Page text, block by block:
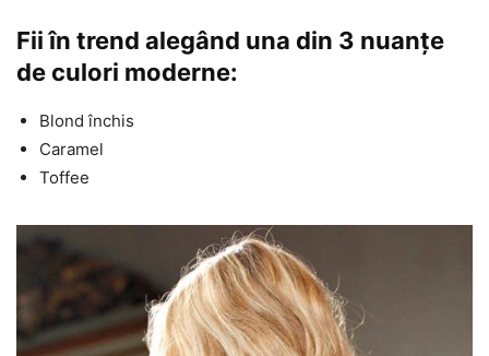
Fii în trend alegând una din 3 nuanțe
de culori moderne:
Blond închis
Caramel
Toffee